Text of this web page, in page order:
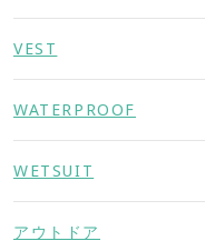
VEST
WATERPROOF
WETSUIT
アウトドア